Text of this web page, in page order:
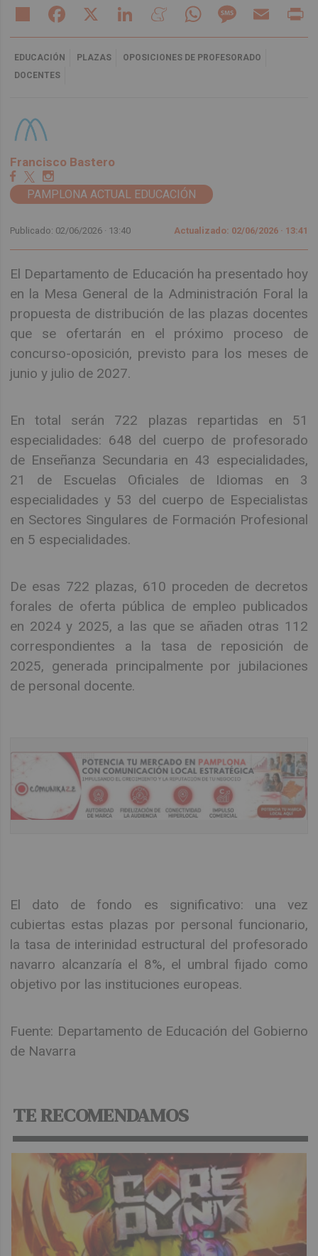
Share Facebook LinkedIn MeneameWhatsAppMessageEmail
EDUCACIÓN PLAZAS
OPOSICIONES DE PROFESORADO
DOCENTES
Francisco Bastero
PAMPLONA ACTUAL EDUCACIÓN
Publicado: 02/06/2026 · 13:40 Actualizado: 02/06/2026 · 13:41
El Departamento de Educación ha presentado hoy
en la Mesa General de la Administración Foral la
propuesta de distribución de las plazas docentes
que se ofertarán en el próximo proceso de
concurso-oposición, previsto para los meses de
junio y julio de 2027.
En total serán 722 plazas repartidas en 51
especialidades: 648 del cuerpo de profesorado
de Enseñanza Secundaria en 43 especialidades,
21 de Escuelas Oficiales de Idiomas en 3
especialidades y 53 del cuerpo de Especialistas
en Sectores Singulares de Formación Profesional
en 5 especialidades.
De esas 722 plazas, 610 proceden de decretos
forales de oferta pública de empleo publicados
en 2024 y 2025, a las que se añaden otras 112
correspondientes a la tasa de reposición de
2025, generada principalmente por jubilaciones
de personal docente.
El dato de fondo es significativo: una vez
cubiertas estas plazas por personal funcionario,
la tasa de interinidad estructural del profesorado
navarro alcanzaría el 8%, el umbral fijado como
objetivo por las instituciones europeas.
Fuente: Departamento de Educación del Gobierno
de Navarra
TE RECOMENDAMOS